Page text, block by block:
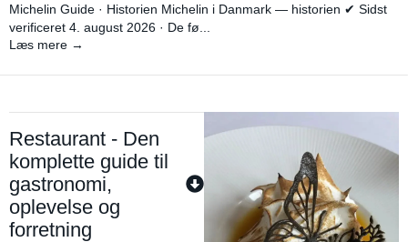
Michelin Guide · Historien Michelin i Danmark — historien ✔ Sidst
verificeret 4. august 2026 · De fø...
Læs mere →
Restaurant - Den
komplette guide til
gastronomi,
oplevelse og
forretning